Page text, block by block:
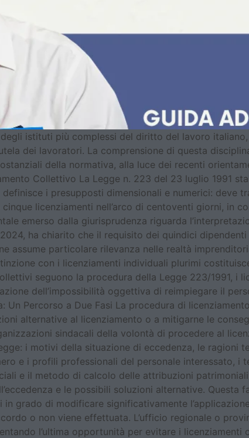
istituti più complessi del diritto del lavoro
dei lavoratori. La comprensione di questa
della normativa, alla luce dei recenti
Collettivo La Legge n. 223 del 23 luglio 1991
i presupposti dimensionali e numerici: deve
licenziamenti nell’arco di centoventi giorni, in
emerso dalla giurisprudenza riguarda
ha chiarito che il requisito dei quindici
assume particolare rilevanza nelle realtà
con i licenziamenti individuali plurimi
seguono la procedura della Legge 223/1991, i
dell’impossibilità oggettiva di reimpiegare il
Percorso a Due Fasi La procedura di
alternative al licenziamento o a mitigarne le
sindacali della volontà di procedere al
i motivi della situazione di eccedenza, le ragioni
e i profili professionali del personale interessato, i
e il metodo di calcolo delle attribuzioni
e le possibili soluzioni alternative.
grado di modificare significativamente
o non viene effettuata. L’ufficio regionale o
l’ultima opportunità per evitare i